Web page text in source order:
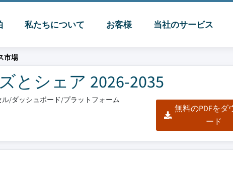
私たちについて お客様 当社のサービス
市場
とシェア 2026-2035
ル/ダッシュボード/プラットフォーム
無料のPDFをダ
ード